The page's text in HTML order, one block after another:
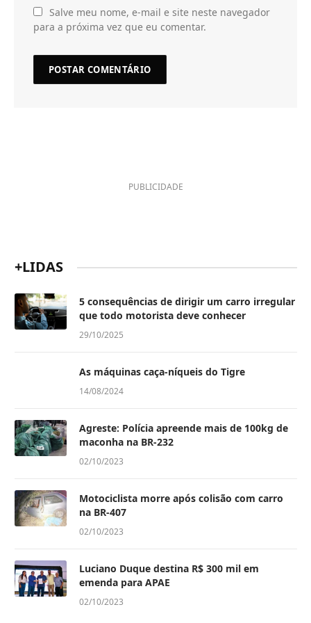
Salve meu nome, e-mail e site neste navegador
para a próxima vez que eu comentar.
PUBLICIDADE
+LIDAS
5 consequências de dirigir um carro irregular
que todo motorista deve conhecer
29/10/2025
As máquinas caça-níqueis do Tigre
14/08/2024
Agreste: Polícia apreende mais de 100kg de
maconha na BR-232
02/10/2023
Motociclista morre após colisão com carro
na BR-407
02/10/2023
Luciano Duque destina R$ 300 mil em
emenda para APAE
02/10/2023